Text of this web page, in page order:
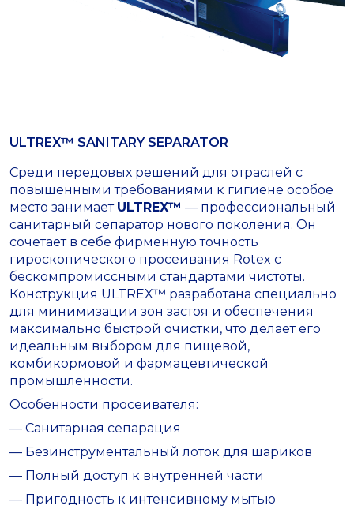
ULTREX™ SANITARY SEPARATOR
Среди передовых решений для отраслей с
повышенными требованиями к гигиене особое
место занимает ULTREX™ — профессиональный
санитарный сепаратор нового поколения. Он
сочетает в себе фирменную точность
гироскопического просеивания Rotex с
бескомпромиссными стандартами чистоты.
Конструкция ULTREX™ разработана специально
для минимизации зон застоя и обеспечения
максимально быстрой очистки, что делает его
идеальным выбором для пищевой,
комбикормовой и фармацевтической
промышленности.
Особенности просеивателя:
— Санитарная сепарация
— Безинструментальный лоток для шариков
— Полный доступ к внутренней части
— Пригодность к интенсивному мытью